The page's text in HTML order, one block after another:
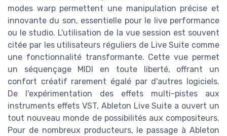
modes warp permettent une manipulation précise et
innovante du son, essentielle pour le live performance
ou le studio. L'utilisation de la vue session est souvent
citée par les utilisateurs réguliers de Live Suite comme
une fonctionnalité transformante. Cette vue permet
un séquençage MIDI en toute liberté, offrant un
confort créatif rarement égalé par d'autres logiciels.
De l'expérimentation des effets multi-pistes aux
instruments effets VST, Ableton Live Suite a ouvert un
tout nouveau monde de possibilités aux compositeurs.
Pour de nombreux producteurs, le passage à Ableton